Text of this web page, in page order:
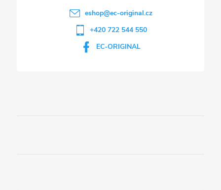
eshop@ec-original.cz
+420 722 544 550
EC-ORIGINAL